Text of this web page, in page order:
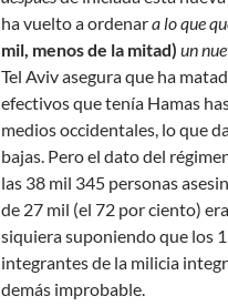
ha vuelto a ordenara lo que
mil, menos de la mitad) un
Tel Aviv asegura que ha
efectivos que tenía Hamas
medios occidentales, lo que
bajas. Pero el dato del
las 38 mil 345 personas
de 27 mil (el 72 por ciento)
siquiera suponiendo que los
integrantes de la milicia
demás improbable.